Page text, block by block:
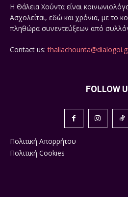
Η Θάλεια Χούντα είναι
Ασχολείται, εδώ και χρόνια, με το
πληθώρα συνεντεύξεων από
Contact us:
FOLLOW
Πολιτική Απορρήτου
Πολιτική Cookies